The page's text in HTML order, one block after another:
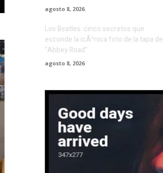
agosto 8, 2026
Los Beatles: cinco secretos que
esconde la icÃ³nica foto de la tapa de
“Abbey Road”
agosto 8, 2026